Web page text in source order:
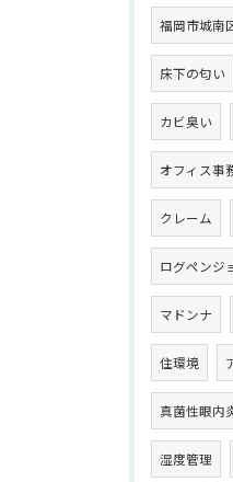
福岡市城南
床下の匂い
カビ臭い
オフィス事
クレーム
ログペンジ
マドンナ
住環境
真菌性眼内
湿度管理